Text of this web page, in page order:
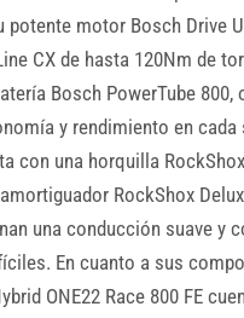
potente motor Bosch Drive
CX de hasta 120Nm de
Bosch PowerTube 800,
y rendimiento en cada
con una horquilla
RockShox
una conducción suave y
En cuanto a sus
ONE22 Race 800 FE